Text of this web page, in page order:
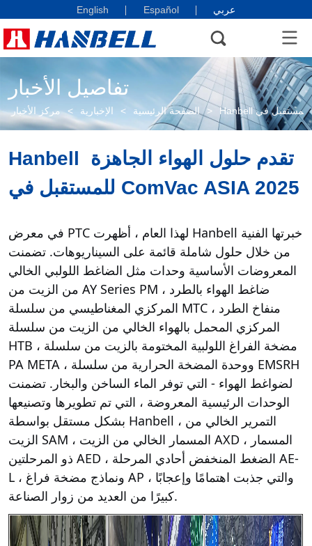
English Español عربي
تفاصيل الأخبار
الصفحة الرئيسية > الإخبارية > مركز الأخبار >
Hanbell تقدم حلول الهواء الجاهزة
للمستقبل في ComVac ASIA 2025